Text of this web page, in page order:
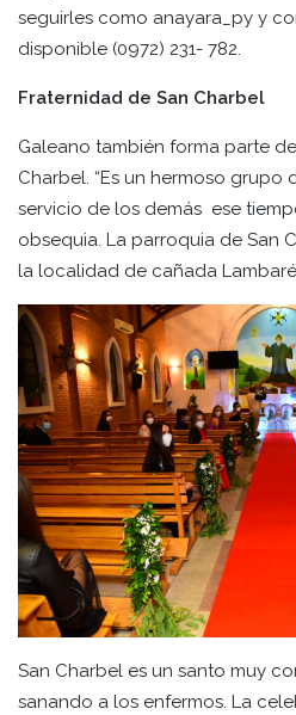
seguirles como anayara_py y
disponible (0972) 231- 782.
Fraternidad de San Charbel
Galeano también forma parte
Charbel. “Es un hermoso
servicio de los demás ese
obsequia. La parroquia de San
la localidad de cañada
San Charbel es un santo muy
sanando a los enfermos. La